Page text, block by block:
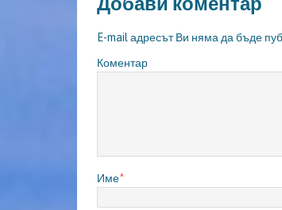
E-mail адресът Ви няма да бъде
Коментар
Име*